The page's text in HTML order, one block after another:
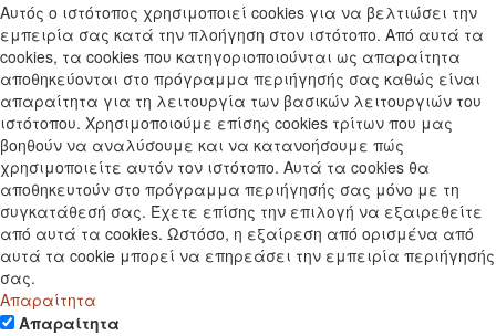
Αυτός ο ιστότοπος χρησιμοποιεί cookies για να βελτιώσει την
εμπειρία σας κατά την πλοήγηση στον ιστότοπο. Από αυτά τα
cookies, τα cookies που κατηγοριοποιούνται ως απαραίτητα
αποθηκεύονται στο πρόγραμμα περιήγησής σας καθώς είναι
απαραίτητα για τη λειτουργία των βασικών λειτουργιών του
ιστότοπου. Χρησιμοποιούμε επίσης cookies τρίτων που μας
βοηθούν να αναλύσουμε και να κατανοήσουμε πώς
χρησιμοποιείτε αυτόν τον ιστότοπο. Αυτά τα cookies θα
αποθηκευτούν στο πρόγραμμα περιήγησής σας μόνο με τη
συγκατάθεσή σας. Έχετε επίσης την επιλογή να εξαιρεθείτε
από αυτά τα cookies. Ωστόσο, η εξαίρεση από ορισμένα από
αυτά τα cookie μπορεί να επηρεάσει την εμπειρία περιήγησής
σας.
Απαραίτητα
Απαραίτητα